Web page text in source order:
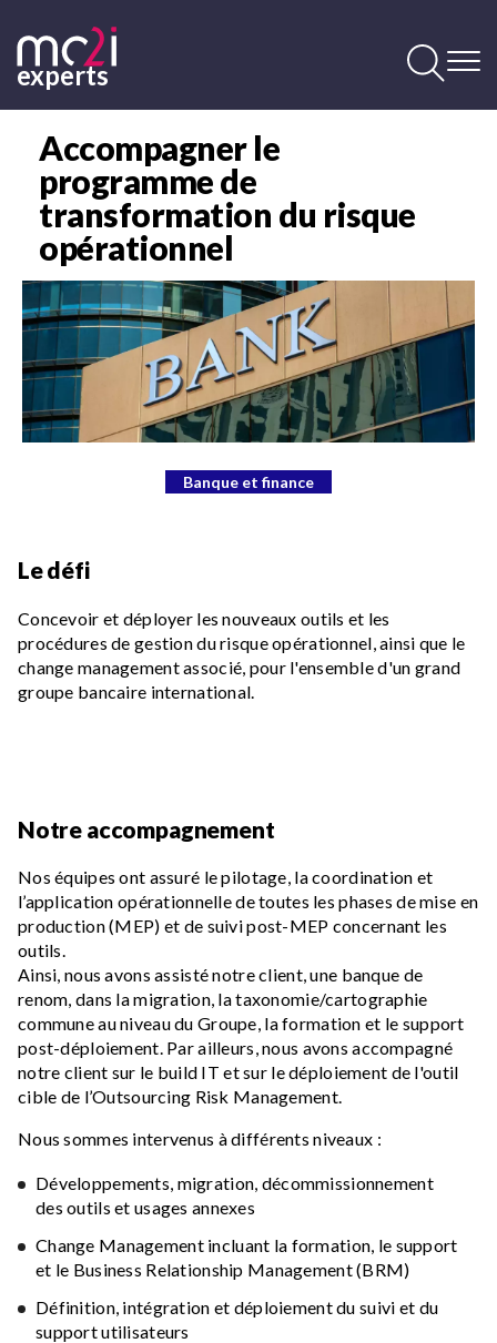
principal
experts
Contenu
principalAccompagner le
programme de
transformation du risque
opérationnel
Image
Banque et finance
Le défi
Concevoir et déployer les nouveaux outils et les
procédures de gestion du risque opérationnel, ainsi que le
change management associé, pour l'ensemble d'un grand
groupe bancaire international.
Notre accompagnement
Nos équipes ont assuré le pilotage, la coordination et
l’application opérationnelle de toutes les phases de mise en
production (MEP) et de suivi post-MEP concernant les
outils.
Ainsi, nous avons assisté notre client, une banque de
renom, dans la migration, la taxonomie/cartographie
commune au niveau du Groupe, la formation et le support
post-déploiement. Par ailleurs, nous avons accompagné
notre client sur le build IT et sur le déploiement de l'outil
cible de l’Outsourcing Risk Management.
Nous sommes intervenus à différents niveaux :
Développements, migration, décommissionnement
des outils et usages annexes
Change Management incluant la formation, le support
et le Business Relationship Management (BRM)
Définition, intégration et déploiement du suivi et du
support utilisateurs